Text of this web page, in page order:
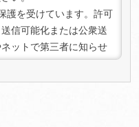
またはコンテンツをダ
および返金はできませ
護を受けています。許可
信可能化または公衆送
ットで第三者に知らせ
。また、法人としての
ます。